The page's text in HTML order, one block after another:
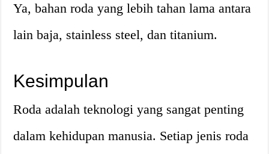
Ya, bahan roda yang lebih tahan lama antara
lain baja, stainless steel, dan titanium.
Kesimpulan
Roda adalah teknologi yang sangat penting
dalam kehidupan manusia. Setiap jenis roda